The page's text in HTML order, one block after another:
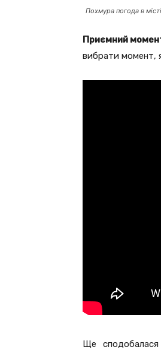
Похмура погода в місті
Приємний
вибрати момент,
Ще сподобалася